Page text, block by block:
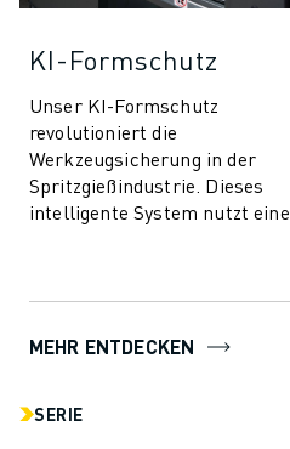
KI-Formschutz
Unser KI-Formschutz
revolutioniert die
Werkzeugsicherung in der
Spritzgießindustrie. Dieses
intelligente System nutzt eine
MEHR ENTDECKEN
SERIE